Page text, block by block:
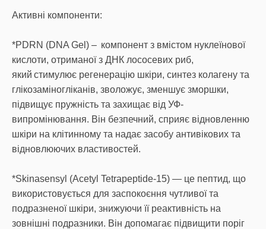
Активні компоненти:
*PDRN (DNA Gel) – компонент з вмістом нуклеїнової
кислоти, отриманої з ДНК лососевих риб,
який стимулює регенерацію шкіри, синтез колагену та
глікозаміногліканів, зволожує, зменшує зморшки,
підвищує пружність та захищає від УФ-
випромінювання. Він безпечний, сприяє відновленню
шкіри на клітинному та надає засобу антивікових та
відновлюючих властивостей.
*Skinasensyl (Acetyl Tetrapeptide-15) — це пептид, що
використовується для заспокоєння чутливої та
подразненої шкіри, знижуючи її реактивність на
зовнішні подразники. Він допомагає підвищити поріг